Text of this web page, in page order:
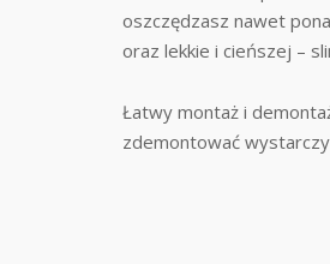
oszczędzasz nawet
oraz lekkie i cieńszej –
Łatwy montaż i
zdemontować